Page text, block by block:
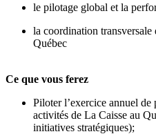
le pilotage global et la
la coordination transversale
Québec
Ce que vous ferez
Piloter l’exercice annuel
activités de La Caisse au
initiatives stratégiques);